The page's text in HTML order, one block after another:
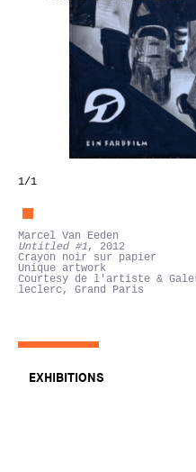
1/1
Marcel Van Eeden
Untitled #1, 2012
Crayon noir sur papier
Unique artwork
Courtesy de l'artiste &
leclerc, Grand Paris
EXHIBITIONS